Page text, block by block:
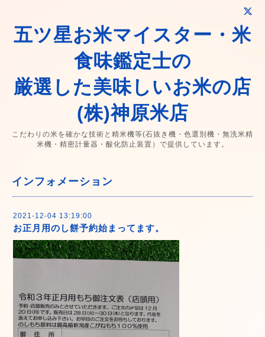
五ツ星お米マイスター・米
食味鑑定士の
厳選した美味しいお米の店
(株)神原米店
こだわりの米を確かな技術と精米機等(石抜き機・色選別機・無洗米精
米機・精密計量器・酸化防止装置）で提供しています。
インフォメーション
2021-12-04 13:19:00
お正月用のし餅予約始まってます。